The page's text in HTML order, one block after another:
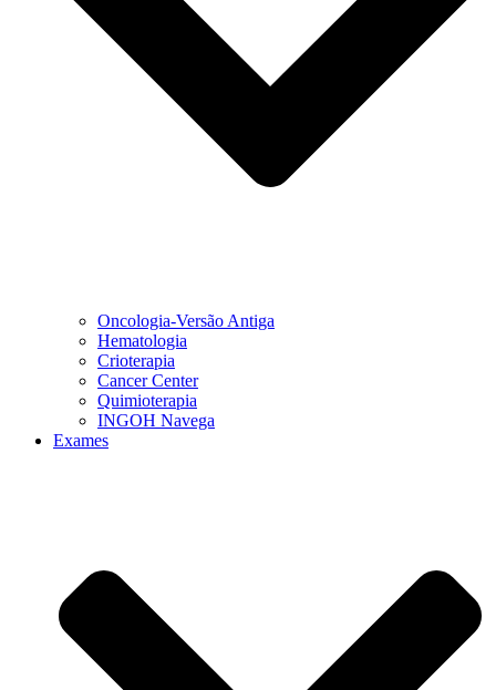
Oncologia-Versão Antiga
Hematologia
Crioterapia
Cancer Center
Quimioterapia
INGOH Navega
Exames